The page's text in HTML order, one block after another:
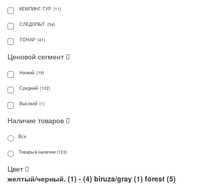
КЕМПИНГ-ТУР (11)
СЛЕДОПЫТ (54)
ТОНАР (41)
Ценовой сегмент
Низкий (19)
Средний (102)
Высокий (1)
Наличие товаров
Все
Товары в наличии (123)
Цвет
желтый/черный. (1) - (4) biruza/gray (1) forest (5)